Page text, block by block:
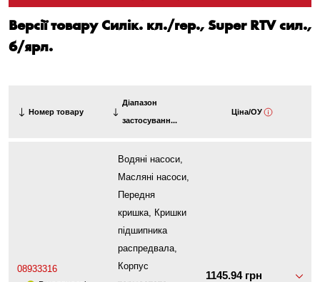
Версії товару Силік. кл./гер., Super RTV сил.,
б/ярл.
Номер товару
Діапазон
застосуванн...
Ціна/ОУ
08933316
Водяні насоси,
Масляні насоси,
Передня
кришка, Кришки
підшипника
распредвала,
Корпус
1145.94 грн